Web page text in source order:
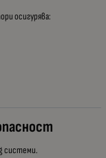
осигурява:
системи.